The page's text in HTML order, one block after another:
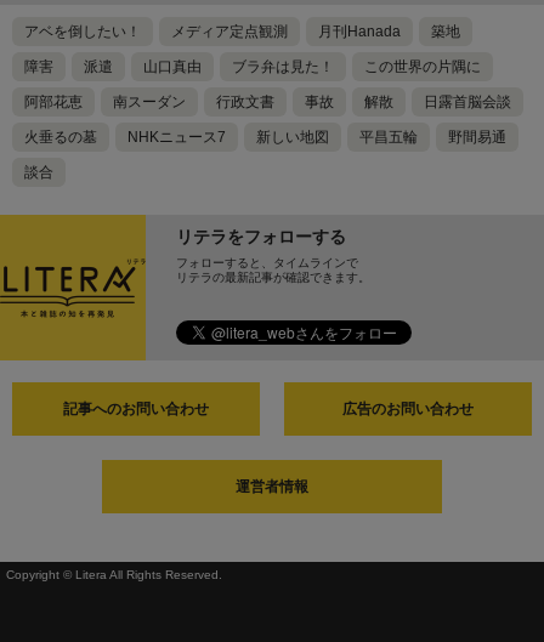
アベを倒したい！ メディア定点観測 月刊Hanada 築地
障害 派遣 山口真由 ブラ弁は見た！ この世界の片隅に
阿部花恵 南スーダン 行政文書 事故 解散 日露首脳会談
火垂るの墓 NHKニュース7 新しい地図 平昌五輪 野間易通
談合
リテラをフォローする
フォローすると、タイムラインで
リテラの最新記事が確認できます。
記事へのお問い合わせ 広告のお問い合わせ
運営者情報
Copyright © Litera All Rights Reserved.